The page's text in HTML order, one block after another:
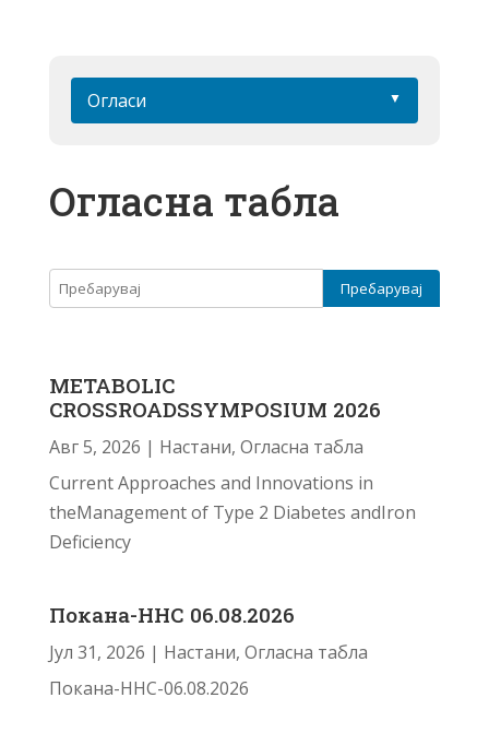
Огласи
Огласна табла
METABOLIC
CROSSROADSSYMPOSIUM 2026
Авг 5, 2026 | Настани, Огласна табла
Current Approaches and Innovations in
theManagement of Type 2 Diabetes andIron
Deficiency
Покана-ННС 06.08.2026
Јул 31, 2026 | Настани, Огласна табла
Покана-ННС-06.08.2026